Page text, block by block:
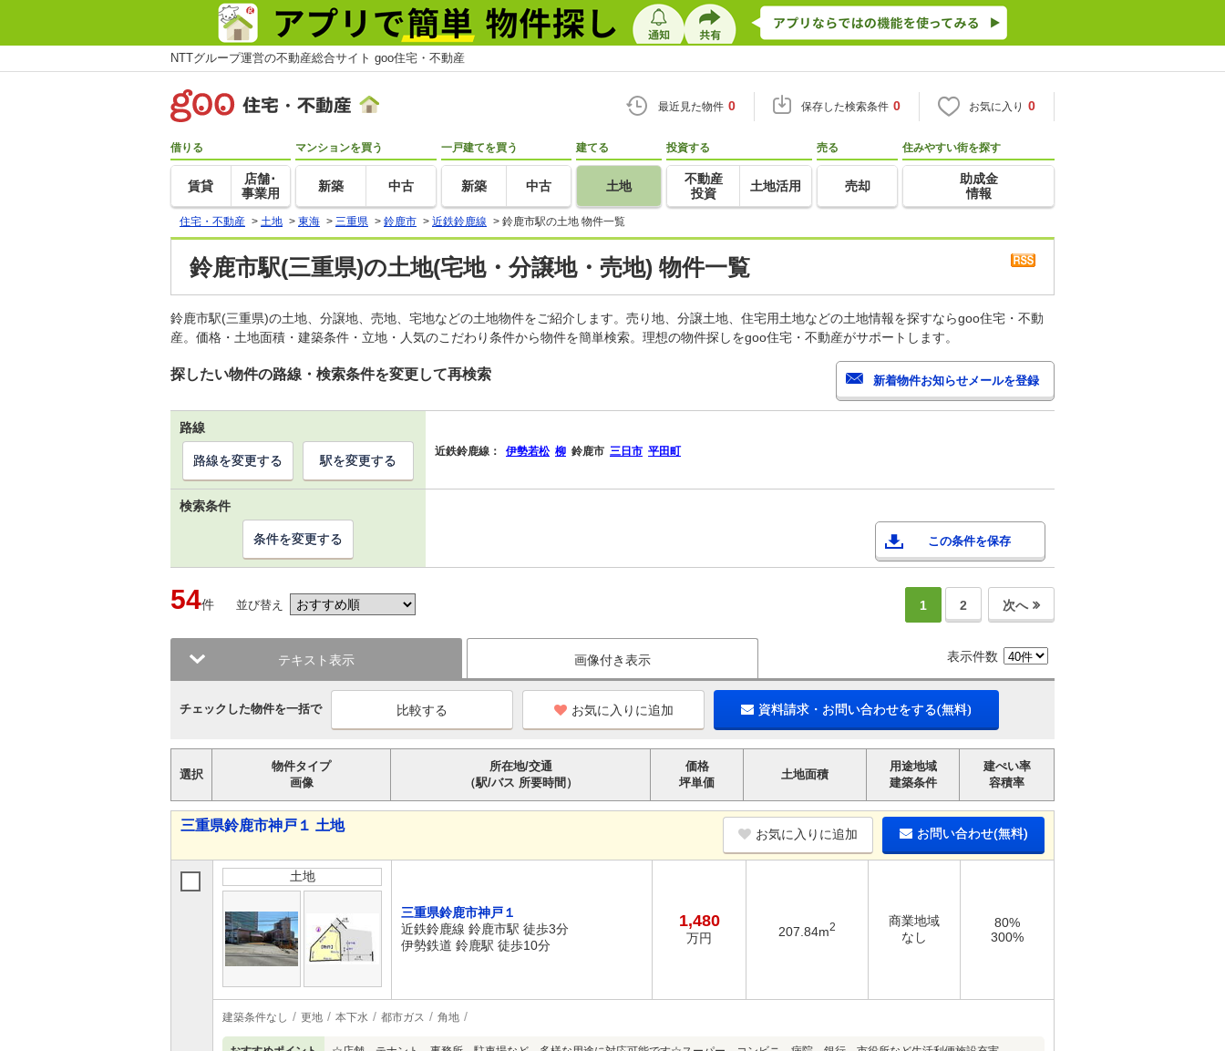
NTTグループ運営の不動産総合サイト goo住宅・不動産
最近見た物件 0 保存した検索条件 0 お気に入り 0
借りる
賃貸
店舗･
事業用
マンションを買う
新築 中古
一戸建てを買う
新築 中古
建てる
土地
投資する
不動産
投資
土地活用
売る
売却
住みやすい街を探す
助成金
情報
住宅・不動産 > 土地 > 東海 > 三重県 > 鈴鹿市 > 近鉄鈴鹿線 > 鈴鹿市駅の土地 物件一覧
鈴鹿市駅(三重県)の土地(宅地・分譲地・売地) 物件一覧
鈴鹿市駅(三重県)の土地、分譲地、売地、宅地などの土地物件をご紹介します。売り地、分譲土地、住宅用土地などの土地情報を探すならgoo住宅・不動
産。価格・土地面積・建築条件・立地・人気のこだわり条件から物件を簡単検索。理想の物件探しをgoo住宅・不動産がサポートします。
探したい物件の路線・検索条件を変更して再検索
路線
近鉄鈴鹿線： 伊勢若松 柳 鈴鹿市 三日市 平田町
路線を変更する 駅を変更する
検索条件
この条件を保存
条件を変更する
54件 並び替え 1 2 次へ
テキスト表示 画像付き表示 表示件数
チェックした物件を一括で お気に入りに追加 資料請求・お問い合わせをする(無料)
選択
物件タイプ
画像
所在地/交通
（駅/バス 所要時間）
価格
坪単価
土地面積
用途地域
建築条件
建ぺい率
容積率
三重県鈴鹿市神戸１ 土地
お気に入りに追加 お問い合わせ(無料)
土地
三重県鈴鹿市神戸１
近鉄鈴鹿線 鈴鹿市駅 徒歩3分
伊勢鉄道 鈴鹿駅 徒歩10分
1,480
万円 207.84m2
商業地域
なし
80%
300%
建築条件なし 更地 本下水 都市ガス 角地